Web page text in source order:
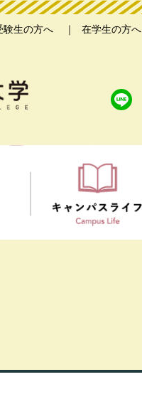
験生の方へ 在学生の方へ